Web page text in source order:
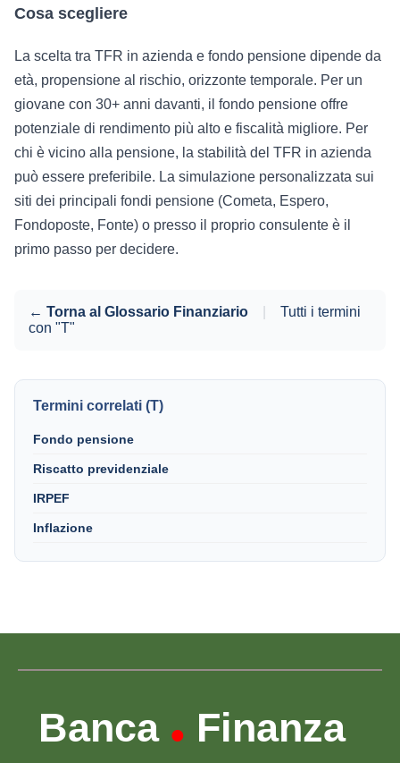
Cosa scegliere
La scelta tra TFR in azienda e fondo pensione dipende da
età, propensione al rischio, orizzonte temporale. Per un
giovane con 30+ anni davanti, il fondo pensione offre
potenziale di rendimento più alto e fiscalità migliore. Per
chi è vicino alla pensione, la stabilità del TFR in azienda
può essere preferibile. La simulazione personalizzata sui
siti dei principali fondi pensione (Cometa, Espero,
Fondoposte, Fonte) o presso il proprio consulente è il
primo passo per decidere.
← Torna al Glossario Finanziario
Tutti i termini
con "T"
Termini correlati (T)
Fondo pensione
Riscatto previdenziale
IRPEF
Inflazione
Banca • Finanza